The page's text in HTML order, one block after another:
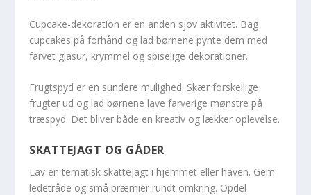
Cupcake-dekoration er en anden sjov aktivitet. Bag
cupcakes på forhånd og lad børnene pynte dem med
farvet glasur, krymmel og spiselige dekorationer.
Frugtspyd er en sundere mulighed. Skær forskellige
frugter ud og lad børnene lave farverige mønstre på
træspyd. Det bliver både en kreativ og lækker oplevelse.
SKATTEJAGT OG GÅDER
Lav en tematisk skattejagt i hjemmet eller haven. Gem
ledetråde og små præmier rundt omkring. Opdel